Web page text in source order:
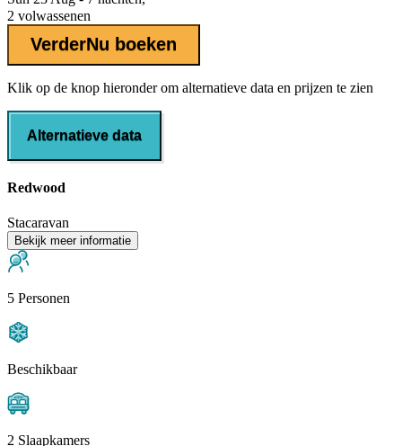
2 volwassenen
VerderNu boeken
Klik op de knop hieronder om alternatieve data en prijzen te zien
Alternatieve data
Redwood
Stacaravan
Bekijk meer informatie
5 Personen
Beschikbaar
2 Slaapkamers